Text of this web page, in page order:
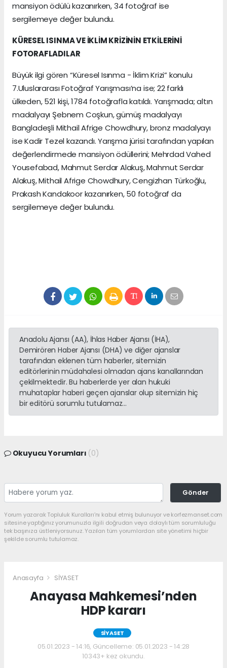
mansiyon ödülü kazanırken, 34 fotoğraf ise
sergilemeye değer bulundu.
KÜRESEL ISINMA VE İKLİM KRİZİNİN ETKİLERİNİ
FOTORAFLADILAR
Büyük ilgi gören “Küresel Isınma - İklim Krizi” konulu
7.Uluslararası Fotoğraf Yarışması’na ise; 22 farklı
ülkeden, 521 kişi, 1784 fotoğrafla katıldı. Yarışmada; altın
madalyayı Şebnem Coşkun, gümüş madalyayı
Bangladeşli Mithail Afrige Chowdhury, bronz madalyayı
ise Kadir Tezel kazandı. Yarışma jürisi tarafından yapılan
değerlendirmede mansiyon ödüllerini; Mehrdad Vahed
Yousefabad, Mahmut Serdar Alakuş, Mahmut Serdar
Alakuş, Mithail Afrige Chowdhury, Cengizhan Türkoğlu,
Prakash Kandakoor kazanırken, 50 fotoğraf da
sergilemeye değer bulundu.
Anadolu Ajansı (AA), İhlas Haber Ajansı (İHA),
Demirören Haber Ajansı (DHA) ve diğer ajanslar
tarafından eklenen tüm haberler, sitemizin
editörlerinin müdahalesi olmadan ajans kanallarından
çekilmektedir. Bu haberlerde yer alan hukuki
muhataplar haberi geçen ajanslar olup sitemizin hiç
bir editörü sorumlu tutulamaz...
Okuyucu Yorumları (0)
Gönder
Yorum yazarak Topluluk Kuralları’nı kabul etmiş bulunuyor ve korfezmanset.com
sitesine yaptığınız yorumunuzla ilgili doğrudan veya dolaylı tüm sorumluluğu
tek başınıza üstleniyorsunuz. Yazılan tüm yorumlardan site yönetimi hiçbir
şekilde sorumlu tutulamaz.
Anasayfa SİYASET
Anayasa Mahkemesi’nden
HDP kararı
SİYASET
05.01.2023 - 14:16, Güncelleme: 05.01.2023 - 14:28
10343+ kez okundu.